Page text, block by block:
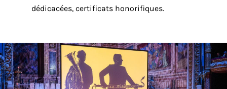
dédicacées, certificats honorifiques.